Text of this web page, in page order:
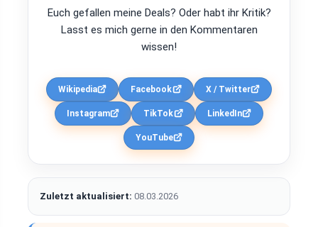
Euch gefallen meine Deals? Oder habt ihr Kritik?
Lasst es mich gerne in den Kommentaren
wissen!
Wikipedia Facebook X / Twitter
Instagram TikTok LinkedIn
YouTube
Zuletzt aktualisiert: 08.03.2026